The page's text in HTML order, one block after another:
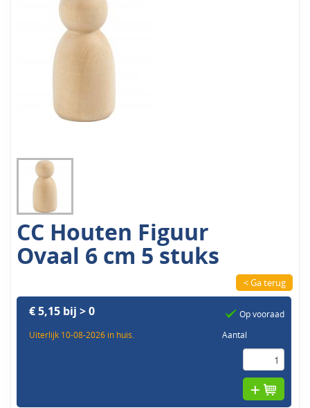
CC Houten Figuur
Ovaal 6 cm 5 stuks
< Ga terug
€ 5,15 bij > 0
Uiterlijk 10-08-2026 in huis.
Op vooraad
Aantal